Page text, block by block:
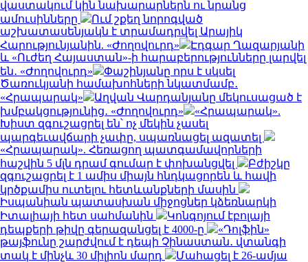
վաստակում կին նախարարներն ու նրանց
ամուսինները
Ում շքեղ նորոգված
աշխատասենյակն է տրամադրվել Արայիկ
Հարությունյանին. «Ժողովուրդ»
Էդգար Ղազարյանի
և «Ուժեղ Հայաստան»-ի հարաբերությունները լարվել
են․ «Ժողովուրդ»
Փաշինյանը որս է սկսել
Ծառուկյանի համախոհների նկատմամբ․
«Հրապարակ»
Աղվան Վարդանյանը մեկուսացած է
խմբակցությունից․ «Ժողովուրդ»
«Հրապարակ».
Խիստ զգուշացրել են՝ ոչ մեկին չասել
պարգեւավճարի չափը, սպառնացել ազատել
«Հրապարակ». Հեռացող պատգամավորների
հաշվին 5 մլն դրամ գումար է փոխանցվել
Բժիշկը
զգուշացրել է 1 ամիս միայն հնդկացորեն և հավի
կրծքամիս ուտելու հետևանքների մասին
Իսպանիան պատասխան միջոցներ կձեռնարկի
Իտալիայի հետ սահմանին
Կոնգոյում էբոլայի
դեպքերի թիվը գերազանցել է 4000-ը
«Դոլֆին»
թայֆունը շարժվում է դեպի Չինաստան․ վտանգի
տակ է մինչև 30 միլիոն մարդ
Մահացել է 26-ամյա